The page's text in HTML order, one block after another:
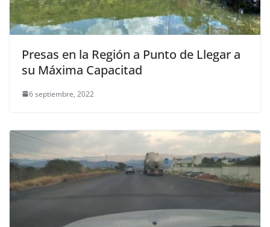
Presas en la Región a Punto de Llegar a
su Máxima Capacitad
6 septiembre, 2022